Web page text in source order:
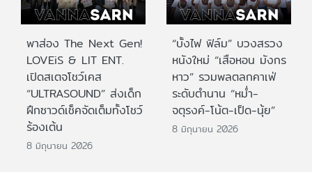
พาส่อง The Next Gen!
LOVEiS & LIT ENT.
เปิดสเตจโชว์เคส
“ULTRASOUND” ส่งเด็ก
ฝึกซาวด์เช็คจัดเต็มทั้งโชว์
ร้องเต้น
8 มิถุนายน 2026
“บั้งไฟ ฟิล์ม” บวงสรวง
หนังใหม่ “เสือหอน มังกร
หาว” รวมพลตลกคาเฟ่
ระดับตำนาน “หม่ำ-
จตุรงค์-โน้ต-เป็ด-นุ้ย”
8 มิถุนายน 2026